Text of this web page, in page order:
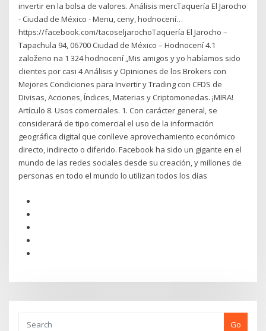
invertir en la bolsa de valores. Análisis mercTaquería El Jarocho
- Ciudad de México - Menu, ceny, hodnocení…
https://facebook.com/tacoseljarochoTaquería El Jarocho –
Tapachula 94, 06700 Ciudad de México – Hodnocení 4.1
založeno na 1 324 hodnocení „Mis amigos y yo habíamos sido
clientes por casi 4 Análisis y Opiniones de los Brokers con
Mejores Condiciones para Invertir y Trading con CFDS de
Divisas, Acciones, Índices, Materias y Criptomonedas. ¡MIRA!
Artículo 8. Usos comerciales. 1. Con carácter general, se
considerará de tipo comercial el uso de la información
geográfica digital que conlleve aprovechamiento económico
directo, indirecto o diferido. Facebook ha sido un gigante en el
mundo de las redes sociales desde su creación, y millones de
personas en todo el mundo lo utilizan todos los días
Go